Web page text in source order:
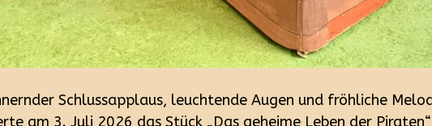
Schlussapplaus, leuchtende Augen und fröhliche
am 3. Juli 2026 das Stück „Das geheime Leben der